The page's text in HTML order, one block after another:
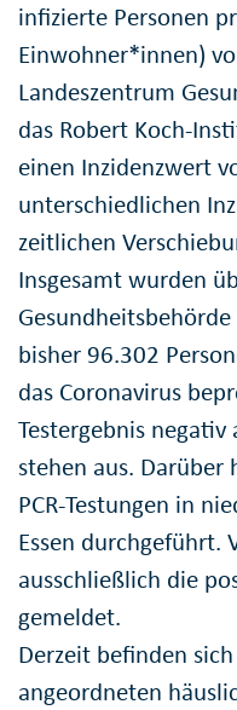
infizierte Personen
Einwohner*innen)
Landeszentrum
das Robert Koch-
einen Inzidenzwert
unterschiedlichen
zeitlichen
Insgesamt wurden
bisher 96.302
das Coronavirus
Testergebnis negativ
stehen aus. Darüber
PCR-Testungen in
Essen durchgeführt.
ausschließlich die
gemeldet.
Derzeit befinden
angeordneten